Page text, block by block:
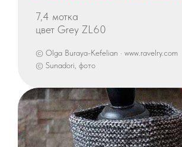
7,4 мотка
цвет Grey ZL60
© Olga Buraya-Kefelian · www.ravelry.com
© Sunadori, фото